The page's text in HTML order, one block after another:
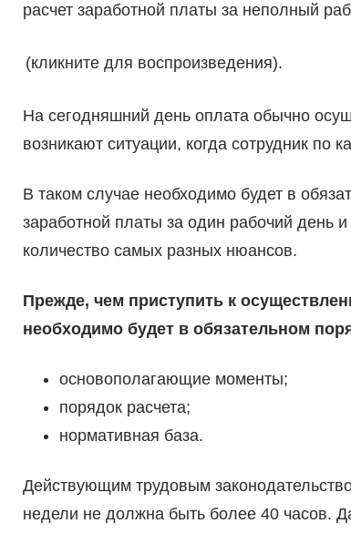
расчет заработной платы за неполный
(кликните для воспроизведения).
На сегодняшний день оплата обычно
возникают ситуации, когда сотрудник по
В таком случае необходимо будет в
заработной платы за один рабочий день
количество самых разных нюансов.
Прежде, чем приступить к
необходимо будет в обязательном
основополагающие моменты;
порядок расчета;
нормативная база.
Действующим трудовым
недели не должна быть более 40 часов.